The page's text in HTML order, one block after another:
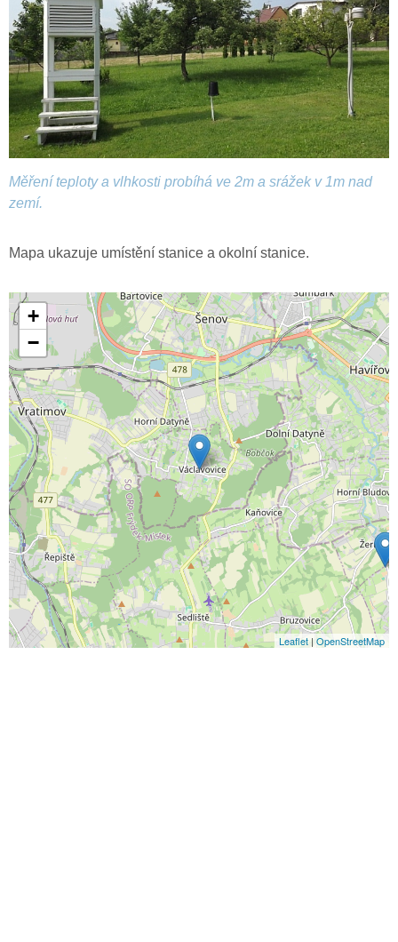
Měření teploty a vlhkosti probíhá ve 2m a srážek v 1m nad
zemí.
Mapa ukazuje umístění stanice a okolní stanice.
+
−
Leaflet | OpenStreetMap